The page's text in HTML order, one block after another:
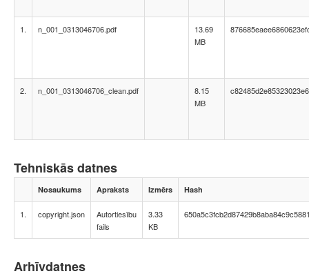
1. n_001_0313046706.pdf
13.69
MB
2. n_001_0313046706_clean.pdf
8.15
MB
Tehniskās datnes
Nosaukums Apraksts Izmērs Hash
1. copyright.json
Autortiesību
fails
3.33
KB
Arhīvdatnes